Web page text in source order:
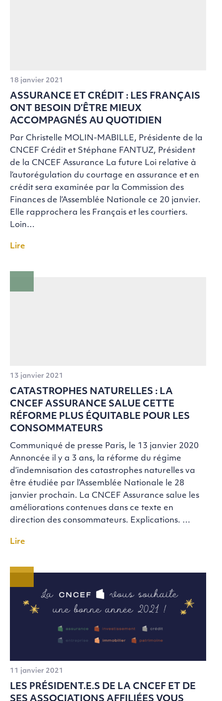
18 janvier 2021
ASSURANCE ET CRÉDIT : LES FRANÇAIS
ONT BESOIN D’ÊTRE MIEUX
ACCOMPAGNÉS AU QUOTIDIEN
Par Christelle MOLIN-MABILLE, Présidente de la
CNCEF Crédit et Stéphane FANTUZ, Président
de la CNCEF Assurance La future Loi relative à
l’autorégulation du courtage en assurance et en
crédit sera examinée par la Commission des
Finances de l’Assemblée Nationale ce 20 janvier.
Elle rapprochera les Français et les courtiers.
Loin…
Lire
13 janvier 2021
CATASTROPHES NATURELLES : LA
CNCEF ASSURANCE SALUE CETTE
RÉFORME PLUS ÉQUITABLE POUR LES
CONSOMMATEURS
Communiqué de presse Paris, le 13 janvier 2020
Annoncée il y a 3 ans, la réforme du régime
d’indemnisation des catastrophes naturelles va
être étudiée par l’Assemblée Nationale le 28
janvier prochain. La CNCEF Assurance salue les
améliorations contenues dans ce texte en
direction des consommateurs. Explications. …
Lire
11 janvier 2021
LES PRÉSIDENT.E.S DE LA CNCEF ET DE